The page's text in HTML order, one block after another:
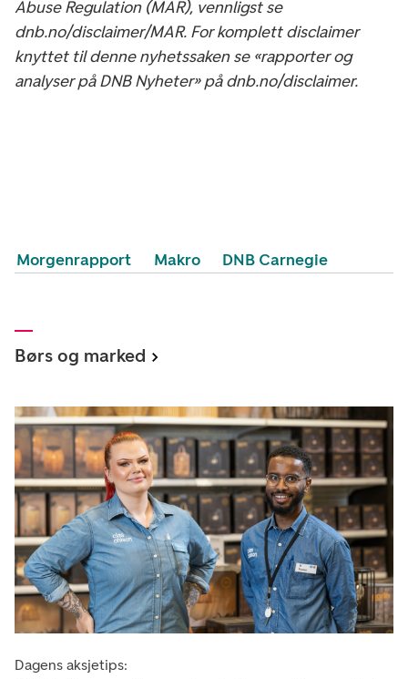
Abuse Regulation (MAR), vennligst se
dnb.no/disclaimer/MAR. For komplett disclaimer
knyttet til denne nyhetssaken se «rapporter og
analyser på DNB Nyheter» på dnb.no/disclaimer.
Morgenrapport Makro DNB Carnegie
Børs og marked
Dagens aksjetips: